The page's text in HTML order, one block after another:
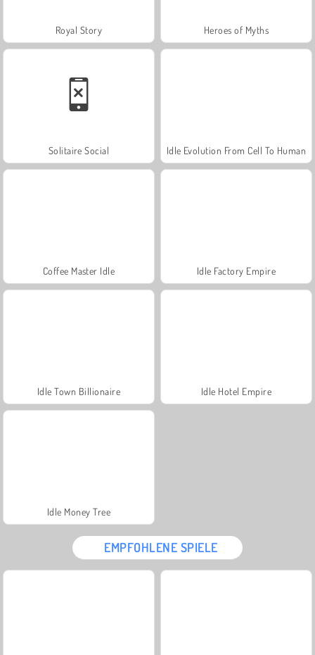
Royal Story Heroes of Myths
Solitaire Social Idle Evolution From Cell To Human
Coffee Master Idle Idle Factory Empire
Idle Town Billionaire Idle Hotel Empire
Idle Money Tree
EMPFOHLENE SPIELE